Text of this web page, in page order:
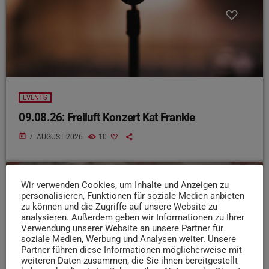
EVENTS
09.08.26: Freiluft Konzert Kat Frankie
today 7. AUGUST 2026 10
insert_link
Wir verwenden Cookies, um Inhalte und Anzeigen zu
personalisieren, Funktionen für soziale Medien anbieten
zu können und die Zugriffe auf unsere Website zu
analysieren. Außerdem geben wir Informationen zu Ihrer
Verwendung unserer Website an unsere Partner für
soziale Medien, Werbung und Analysen weiter. Unsere
Partner führen diese Informationen möglicherweise mit
weiteren Daten zusammen, die Sie ihnen bereitgestellt